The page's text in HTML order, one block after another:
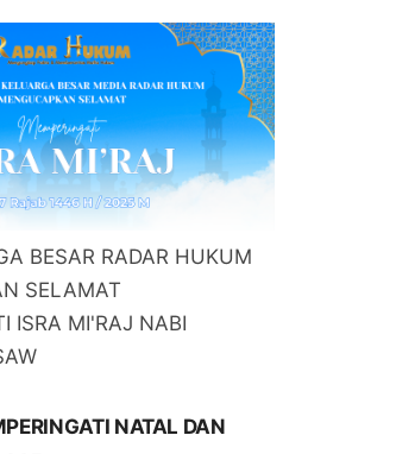
BESAR RADAR HUKUM
SELAMAT
ISRA MI'RAJ NABI
NATAL DAN